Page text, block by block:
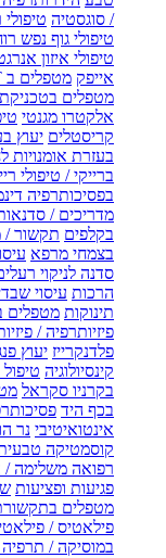
/ סוגסטיה
טיפולי גוף נפש
טיפולי איזון
אייפק מטפלים ב EFT שחרור ריגשי
מטפלים בטכניקת LAT - איזון חיים
אלקטרו מגנטי
קריסטלים יעוץ
בעזרת אומנויות
ברייקי / טיפולי
בפסיכותרפיה
מדריכים /
בקלפים תקשור /
בצמחי מרפא
סדנה לניקוי
הרכות עיסוי
תינוקות מטפלים
פיזיותרפיה /
פלדנקרייז יעוץ
קינסיולוגיה
בקרניו סקראל
בכף היד
אינטואיטיבי נר
קוסמטיקה
רפואה משלימה /
פגיעות ופציעות
מטפלים
פילאטיס /
במוסיקה / תרפיה